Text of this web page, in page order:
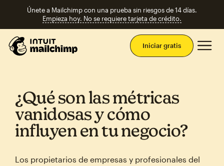
Únete a Mailchimp con una prueba sin riesgos de 14 días.
Empieza hoy. No se requiere tarjeta de crédito.
Iniciar gratis
¿Qué son las métricas
vanidosas y cómo
influyen en tu negocio?
Los propietarios de empresas y profesionales del